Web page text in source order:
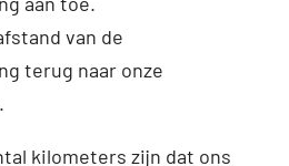
van de
terug naar onze
kilometers zijn dat ons